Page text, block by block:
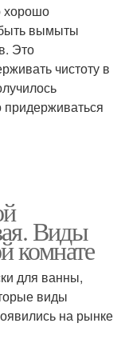
хорошо
вымыты
Это
чистоту в
Виды
комнате
для ванны,
виды
на рынке